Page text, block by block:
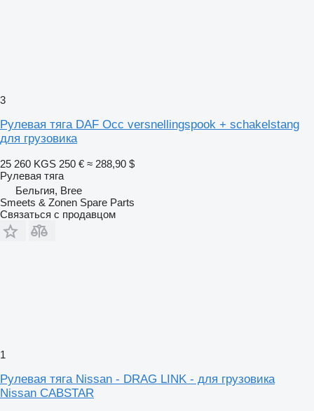
3
Рулевая тяга DAF Occ versnellingspook + schakelstang
для грузовика
25 260 KGS 250 € ≈ 288,90 $
Рулевая тяга
Бельгия, Bree
Smeets & Zonen Spare Parts
Связаться с продавцом
1
Рулевая тяга Nissan - DRAG LINK - для грузовика
Nissan CABSTAR